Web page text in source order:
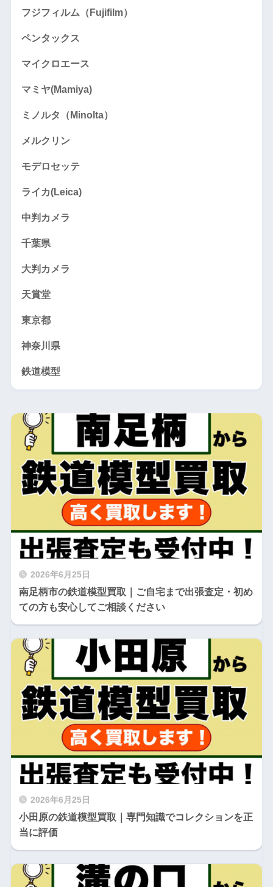
フジフィルム（Fujifilm）
ペンタックス
マイクロエース
マミヤ(Mamiya)
ミノルタ（Minolta）
メルクリン
モデロセッテ
ライカ(Leica)
中判カメラ
千葉県
大判カメラ
天賞堂
東京都
神奈川県
鉄道模型
2026年6月25日
南足柄市の鉄道模型買取｜ご自宅まで出張査定・初め
ての方も安心してご相談ください
2026年6月25日
小田原の鉄道模型買取｜専門知識でコレクションを正
当に評価